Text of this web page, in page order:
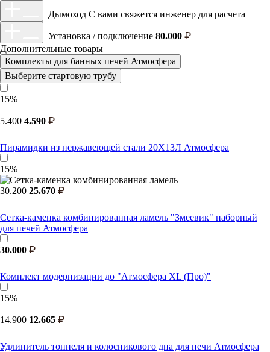
Дымоход С вами свяжется инженер для расчета
Установка / подключение 80.000
Дополнительные товары
Комплекты для банных печей Атмосфера
Выберите стартовую трубу
15%
5.400 4.590
Пирамидки из нержавеющей стали 20Х13Л Атмосфера
15%
30.200 25.670
Сетка-каменка комбинированная ламель "Змеевик" наборный
для печей Атмосфера
30.000
Комплект модернизации до "Атмосфера XL (Про)"
15%
14.900 12.665
Удлинитель тоннеля и колосникового дна для печи Атмосфера